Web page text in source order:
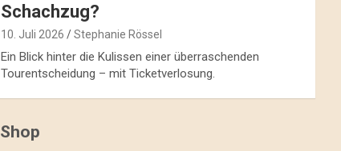
Schachzug?
10. Juli 2026 Stephanie Rössel
Ein Blick hinter die Kulissen einer überraschenden
Tourentscheidung – mit Ticketverlosung.
Shop